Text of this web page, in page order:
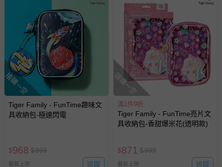
搶購一空
Tiger Family - FunTime趣味文
具收納包-極速閃電
$968 $999
最新上架 追蹤
搶購一空
滿1件9折
Tiger Family - FunTime亮片文
具收納包-香甜爆米花(透明款)
$871 $999
最新上架 追蹤